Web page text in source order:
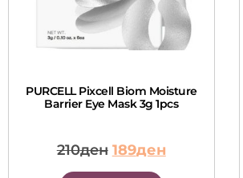
PURCELL Pixcell Biom Moisture
Barrier Eye Mask 3g 1pcs
210ден 189ден